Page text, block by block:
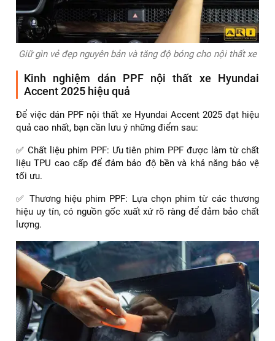
Giữ gìn vẻ đẹp nguyên bản và tăng độ bóng cho nội thất xe
Kinh nghiệm dán PPF nội thất xe Hyundai
Accent 2025 hiệu quả
Để việc dán PPF nội thất xe Hyundai Accent 2025 đạt hiệu
quả cao nhất, bạn cần lưu ý những điểm sau:
✅ Chất liệu phim PPF: Ưu tiên phim PPF được làm từ chất
liệu TPU cao cấp để đảm bảo độ bền và khả năng bảo vệ
tối ưu.
✅ Thương hiệu phim PPF: Lựa chọn phim từ các thương
hiệu uy tín, có nguồn gốc xuất xứ rõ ràng để đảm bảo chất
lượng.